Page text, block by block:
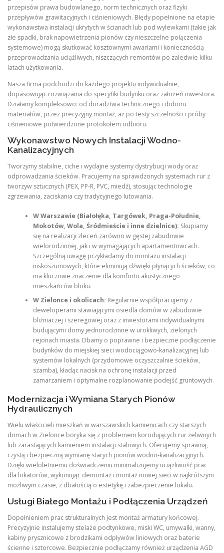
przepisów prawa budowlanego, norm technicznych oraz fizyki
przepływów grawitacyjnych i ciśnieniowych. Błędy popełnione na etapie
wykonawstwa instalacji ukrytych w ścianach lub pod wylewkami (takie jak
złe spadki, brak napowietrzenia pionów czy nieszczelne połączenia
systemowe) mogą skutkować kosztownymi awariami i koniecznością
przeprowadzania uciążliwych, niszczących remontów po zaledwie kilku
latach użytkowania.
Nasza firma podchodzi do każdego projektu indywidualnie,
dopasowując rozwiązania do specyfiki budynku oraz założeń inwestora.
Działamy kompleksowo: od doradztwa technicznego i doboru
materiałów, przez precyzyjny montaż, aż po testy szczelności i próby
ciśnieniowe potwierdzone protokołem odbioru.
Wykonawstwo Nowych Instalacji Wodno-
Kanalizacyjnych
Tworzymy stabilne, ciche i wydajne systemy dystrybucji wody oraz
odprowadzania ścieków. Pracujemy na sprawdzonych systemach rur z
tworzyw sztucznych (PEX, PP-R, PVC, miedź), stosując technologie
zgrzewania, zaciskania czy tradycyjnego lutowania.
W Warszawie (Białołęka, Targówek, Praga-Południe,
Mokotów, Wola, Śródmieście i inne dzielnice): Skupiamy
się na realizacji zleceń zarówno w gęstej zabudowie
wielorodzinnej, jak i w wymagających apartamentowcach.
Szczególną uwagę przykładamy do montażu instalacji
niskoszumowych, które eliminują dźwięki płynących ścieków, co
ma kluczowe znaczenie dla komfortu akustycznego
mieszkańców bloku.
W Zielonce i okolicach: Regularnie współpracujemy z
deweloperami stawiającymi osiedla domów w zabudowie
bliźniaczej i szeregowej oraz z inwestorami indywidualnymi
budującymi domy jednorodzinne w urokliwych, zielonych
rejonach miasta. Dbamy o poprawne i bezpieczne podłączenie
budynków do miejskiej sieci wodociągowo-kanalizacyjnej lub
systemów lokalnych (przydomowe oczyszczalnie ścieków,
szamba), kładąc nacisk na ochronę instalacji przed
zamarzaniem i optymalne rozplanowanie podejść gruntowych.
Modernizacja i Wymiana Starych Pionów
Hydraulicznych
Wielu właścicieli mieszkań w warszawskich kamienicach czy starszych
domach w Zielonce boryka się z problemem korodujących rur żeliwnych
lub zarastających kamieniem instalacji stalowych. Oferujemy sprawną,
czystą i bezpieczną wymianę starych pionów wodno-kanalizacyjnych.
Dzięki wieloletniemu doświadczeniu minimalizujemy uciążliwość prac
dla lokatorów, wykonując demontaż i montaż nowej sieci w najkrótszym
możliwym czasie, z dbałością o estetykę i zabezpieczenie lokalu.
Usługi Białego Montażu i Podłączenia Urządzeń
Dopełnieniem prac strukturalnych jest montaż armatury końcowej.
Precyzyjnie instalujemy stelaże podtynkowe, miski WC, umywalki, wanny,
kabiny prysznicowe z brodzikami odpływów liniowych oraz baterie
ścienne i sztorcowe. Bezpiecznie podłączamy również urządzenia AGD